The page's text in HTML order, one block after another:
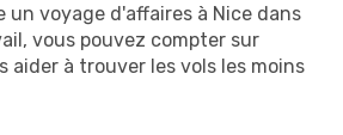
un voyage d'affaires à Nice dans
vous pouvez compter sur
aider à trouver les vols les moins